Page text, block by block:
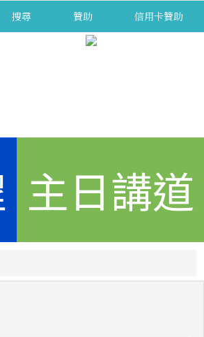
搜尋 贊助 信用卡贊助
主日講道